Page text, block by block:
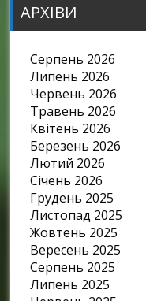
АРХІВИ
Серпень 2026
Липень 2026
Червень 2026
Травень 2026
Квітень 2026
Березень 2026
Лютий 2026
Січень 2026
Грудень 2025
Листопад 2025
Жовтень 2025
Вересень 2025
Серпень 2025
Липень 2025